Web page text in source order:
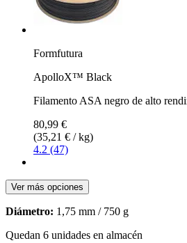
Formfutura
ApolloX™ Black
Filamento ASA negro de alto
80,99 €
(35,21 € / kg)
4.2 (47)
Ver más opciones
Diámetro: 1,75 mm / 750 g
Quedan 6 unidades en almacén